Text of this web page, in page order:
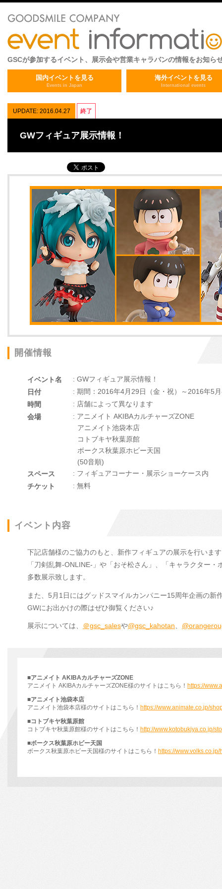
GSCが参加するイベント、展示会や営業キャラバンの情報をお知ら
国内イベントを見る
Events in Japan
海外イベントを見る
International events
UPDATE: 2016.04.27 終了
GWフィギュア展示情報！
開催情報
イベント名
: GWフィギュア展示情報！
日付
: 期間：2016年4月29日（金・祝）～2016年5
時間
: 店舗によって異なります
会場
: アニメイト AKIBAカルチャーズZONE
アニメイト池袋本店
コトブキヤ秋葉原館
ボークス秋葉原ホビー天国
(50音順)
スペース
: フィギュアコーナー・展示ショーケース内
チケット
: 無料
イベント内容
下記店舗様のご協力のもと、新作フィギュアの展示を行いま
「刀剣乱舞-ONLINE-」や「おそ松さん」、「キャラクター
多数展示致します。
また、5月1日にはグッドスマイルカンパニー15周年企画の新
GWにお出かけの際はぜひ御覧ください♪
展示については、 ＠gsc_salesや@gsc_kahotan、
■アニメイト AKIBAカルチャーズZONE
アニメイト AKIBAカルチャーズZONE様のサイトはこちら！ https://
■アニメイト池袋本店
アニメイト池袋本店様のサイトはこちら！ https://www.animate.co.jp/
■コトブキヤ秋葉原館
コトブキヤ秋葉原館様のサイトはこちら！ http://www.kotobukiya.co.jp/
■ボークス秋葉原ホビー天国
ボークス秋葉原ホビー天国様のサイトはこちら！ https://